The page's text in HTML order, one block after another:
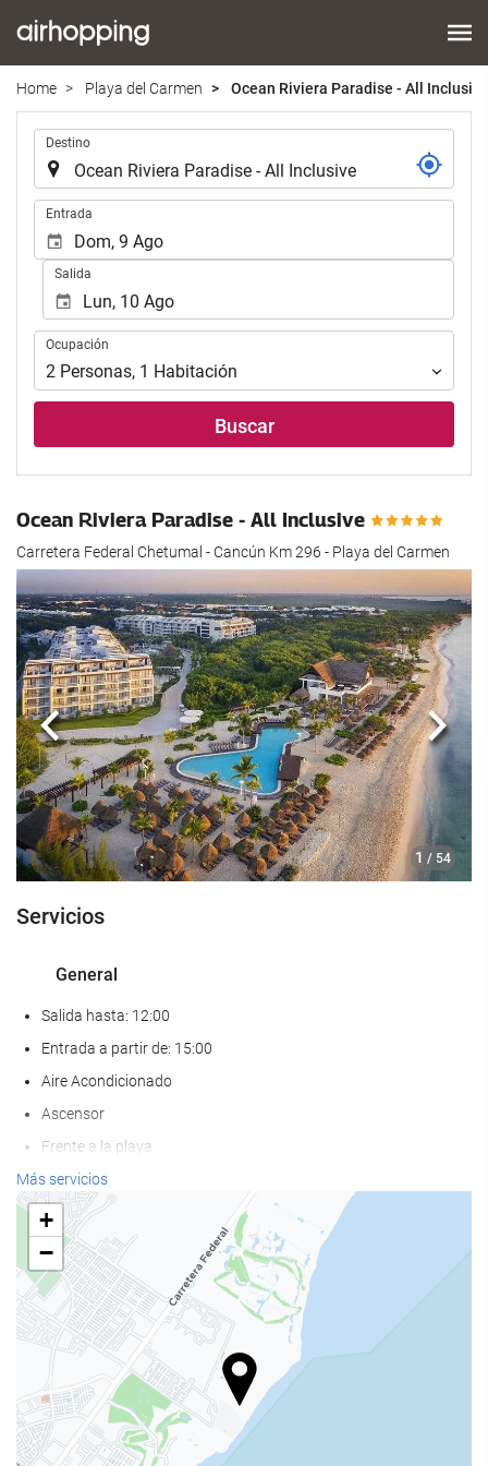
Home Playa del Carmen Ocean Riviera Paradise - All Inclusive
Destino
Entrada
Salida
Ocupación
Ocupación
2 Personas, 1 Habitación
Buscar
Ocean Riviera Paradise - All Inclusive
Carretera Federal Chetumal - Cancún Km 296 - Playa del Carmen
1 / 54
Anterior
Servicios
General
Salida hasta: 12:00
Entrada a partir de: 15:00
Aire Acondicionado
Ascensor
Frente a la playa
Adaptado para personas con movilidad reducida
Adaptado para personas con visión reducida
Habitaciones No fumadores
Hotel no fumadores
No admite mascotas
Bienestar
Piscina
Pool bar
Más servicios
+
−